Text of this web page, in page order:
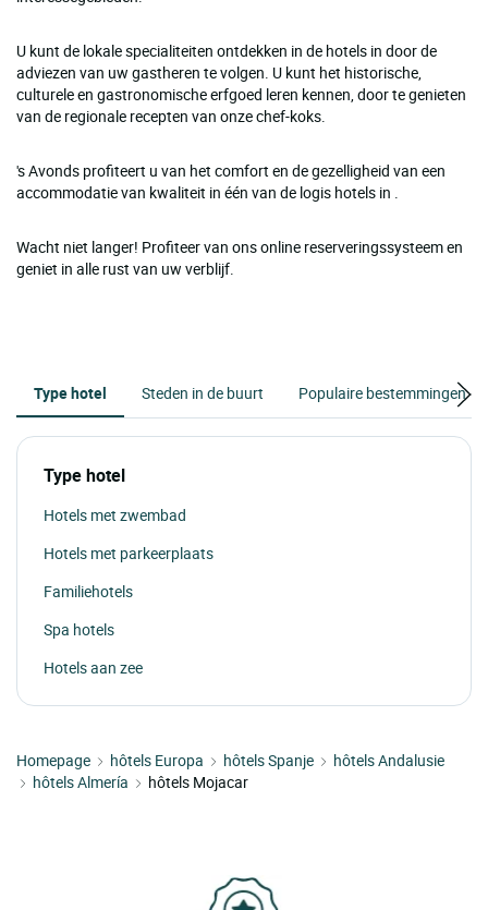
U kunt de lokale specialiteiten ontdekken in de hotels in door de
adviezen van uw gastheren te volgen. U kunt het historische,
culturele en gastronomische erfgoed leren kennen, door te genieten
van de regionale recepten van onze chef-koks.
's Avonds profiteert u van het comfort en de gezelligheid van een
accommodatie van kwaliteit in één van de logis hotels in .
Wacht niet langer! Profiteer van ons online reserveringssysteem en
geniet in alle rust van uw verblijf.
Type hotel Steden in de buurt Populaire bestemmingen
Type hotel
Hotels met zwembad
Hotels met parkeerplaats
Familiehotels
Spa hotels
Hotels aan zee
Homepage hôtels Europa hôtels Spanje
hôtels Andalusie
hôtels Almería
hôtels Mojacar